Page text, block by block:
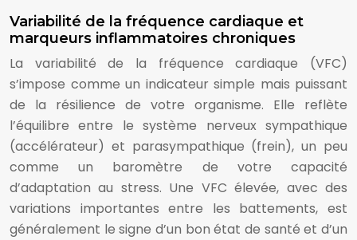
Variabilité de la fréquence cardiaque et
marqueurs inflammatoires chroniques
La variabilité de la fréquence cardiaque (VFC)
s’impose comme un indicateur simple mais puissant
de la résilience de votre organisme. Elle reflète
l’équilibre entre le système nerveux sympathique
(accélérateur) et parasympathique (frein), un peu
comme un baromètre de votre capacité
d’adaptation au stress. Une VFC élevée, avec des
variations importantes entre les battements, est
généralement le signe d’un bon état de santé et d’un